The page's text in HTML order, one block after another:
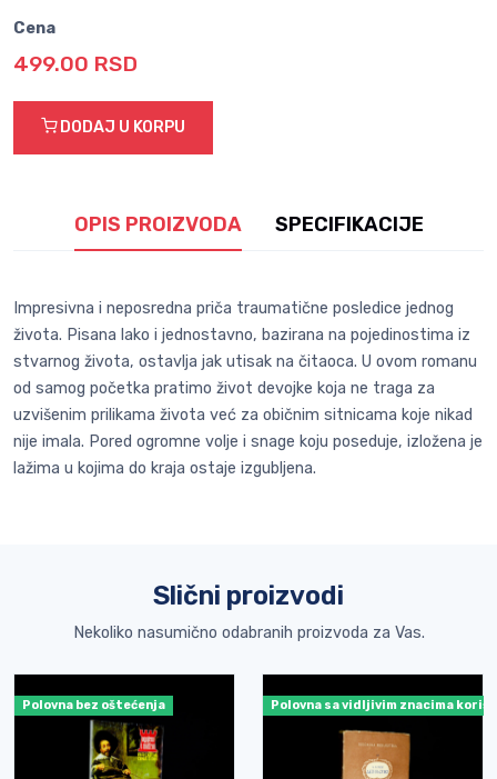
Cena
499.00 RSD
DODAJ U KORPU
OPIS PROIZVODA SPECIFIKACIJE
Impresivna i neposredna priča traumatične posledice jednog
života. Pisana lako i jednostavno, bazirana na pojedinostima iz
stvarnog života, ostavlja jak utisak na čitaoca. U ovom romanu
od samog početka pratimo život devojke koja ne traga za
uzvišenim prilikama života već za običnim sitnicama koje nikad
nije imala. Pored ogromne volje i snage koju poseduje, izložena je
lažima u kojima do kraja ostaje izgubljena.
Slični proizvodi
Nekoliko nasumično odabranih proizvoda za Vas.
Polovna bez oštećenja Polovna sa vidljivim znacima